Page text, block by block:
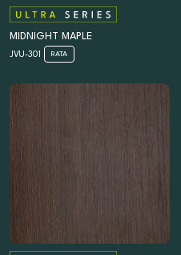
MIDNIGHT MAPLE
JVU-301 RATA